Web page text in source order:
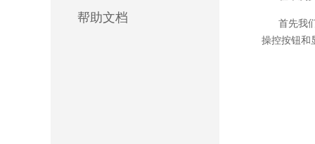
帮助文档
首先我
操控按钮和